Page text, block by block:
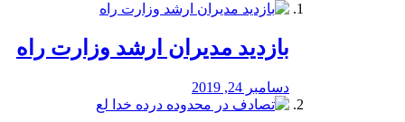
بازدید مدیران ارشد وزارت راه
دسامبر 24, 2019